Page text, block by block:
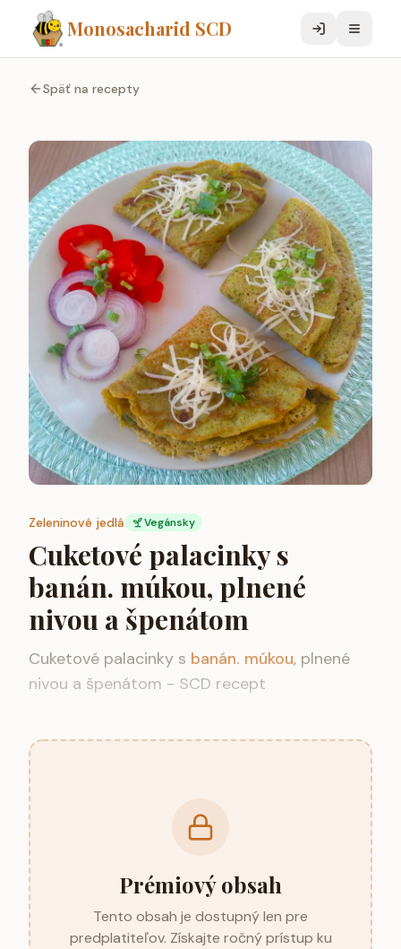
Monosacharid SCD
Späť na recepty
Zeleninové jedlá Vegánsky
Cuketové palacinky s
banán. múkou, plnené
nivou a špenátom
Cuketové palacinky s banán. múkou, plnené
nivou a špenátom - SCD recept
Prémiový obsah
Tento obsah je dostupný len pre
predplatiteľov. Získajte ročný prístup ku